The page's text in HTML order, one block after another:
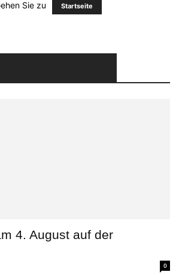
Sie zu Startseite
4. August auf der
0